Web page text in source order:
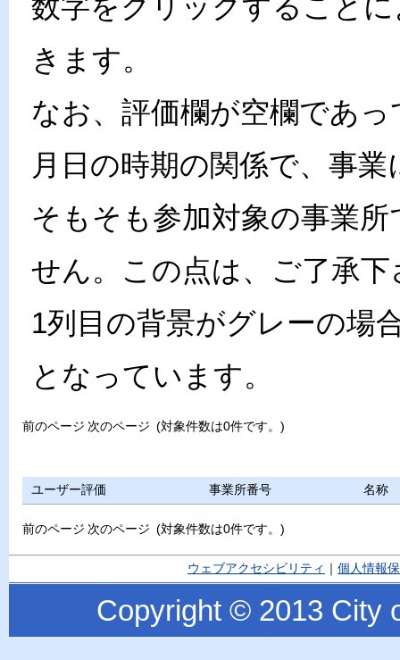
数字をクリックすること
きます。
なお、評価欄が空欄であ
月日の時期の関係で、事
そもそも参加対象の事業
せん。この点は、ご了承下
1列目の背景がグレーの場
となっています。
前のページ 次のページ (対象件数は0件です。)
ユーザー評価 事業所番号 名称
前のページ 次のページ (対象件数は0件です。)
ウェブアクセシビリティ 個人情報
Copyright © 2013 City